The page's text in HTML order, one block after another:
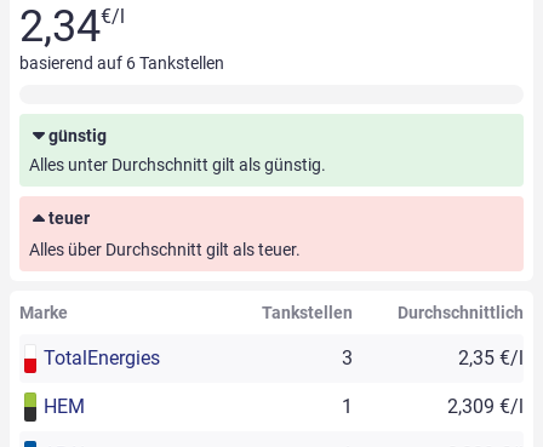
2,34€/l
basierend auf 6Tankstellen
günstig
Alles unter Durchschnitt gilt als günstig.
teuer
Alles über Durchschnitt gilt als teuer.
Marke Tankstellen Durchschnittlich
TotalEnergies 3 2,35 €/l
HEM 1 2,309 €/l